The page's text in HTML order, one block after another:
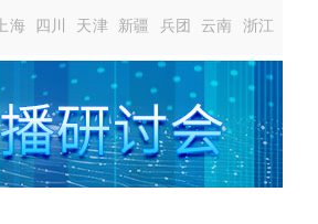
上海 四川 天津 新疆 兵团 云南 浙江